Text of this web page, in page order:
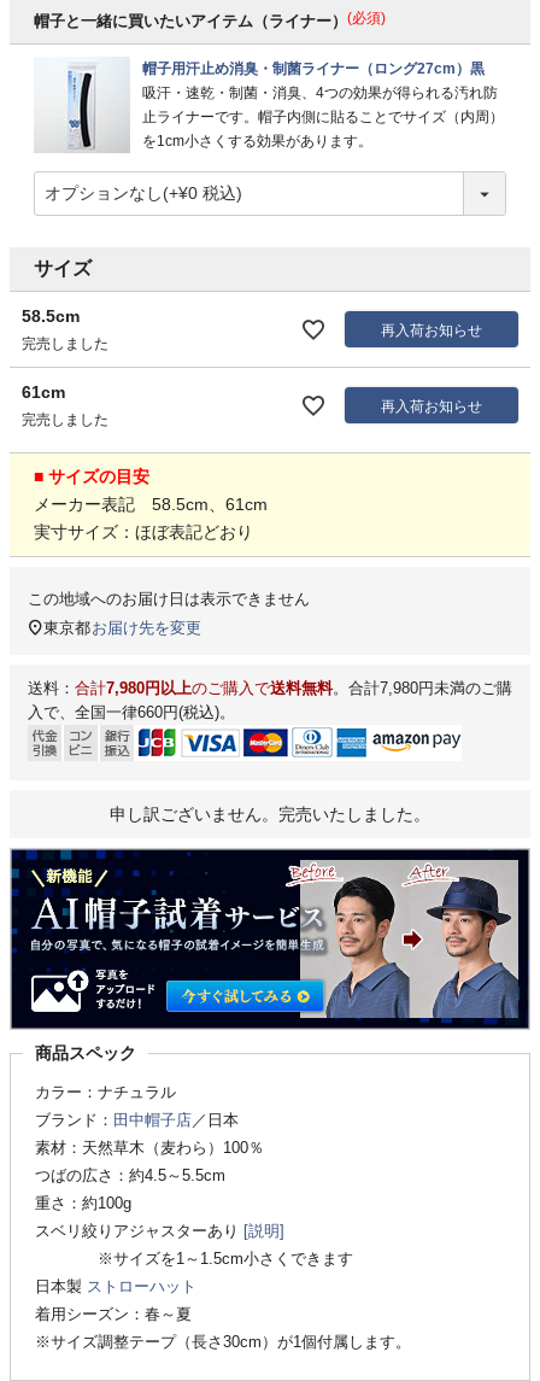
帽子と一緒に買いたいアイテム（ライナー） (必須)
帽子用汗止め消臭・制菌ライナー（ロング27cm）黒
吸汗・速乾・制菌・消臭、4つの効果が得られる汚れ防
止ライナーです。帽子内側に貼ることでサイズ（内周）
を1cm小さくする効果があります。
サイズ
58.5cm
完売しました
再入荷お知らせ
61cm
完売しました
再入荷お知らせ
■ サイズの目安
メーカー表記 58.5cm、61cm
実寸サイズ：ほぼ表記どおり
この地域へのお届け日は表示できません
東京都お届け先を変更
送料： 合計7,980円以上のご購入で送料無料。合計7,980円未満のご購
入で、全国一律660円(税込)。
申し訳ございません。完売いたしました。
商品スペック
カラー：ナチュラル
ブランド： 田中帽子店 ／日本
素材：天然草木（麦わら）100％
つばの広さ：約4.5～5.5cm
重さ：約100g
スベリ絞りアジャスターあり [説明]
※サイズを1～1.5cm小さくできます
日本製 ストローハット
着用シーズン：春～夏
※サイズ調整テープ（長さ30cm）が1個付属します。